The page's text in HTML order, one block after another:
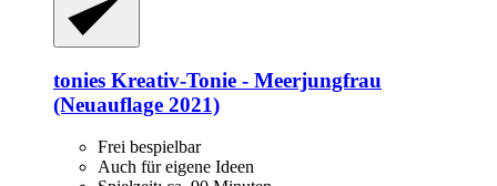
tonies Kreativ-​Tonie -​ Meerjungfrau
(Neuauflage 2021)
Frei bespielbar
Auch für eigene Ideen